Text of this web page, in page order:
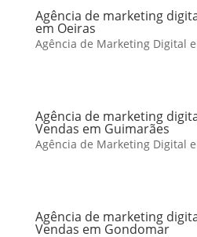
Agência de marketing
em Oeiras
Agência de Marketing Digital
Agência de marketing
Vendas em Guimarães
Agência de Marketing Digital
Agência de marketing
Vendas em Gondomar